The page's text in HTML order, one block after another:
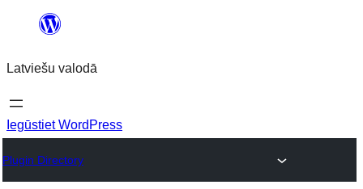
Pāriet
saturu
Latviešu valodā
Iegūstiet WordPress
Plugin Directory